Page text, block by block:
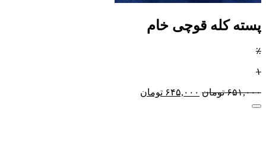
پسته کله قوچی خام
٪
۱
۶۵۱,۰۰۰ تومان ۶۴۵,۰۰۰ تومان